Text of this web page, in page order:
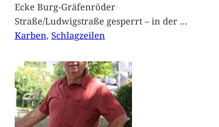
Ecke Burg-Gräfenröder
Straße/Ludwigstraße gesperrt – in der …
Karben, Schlagzeilen